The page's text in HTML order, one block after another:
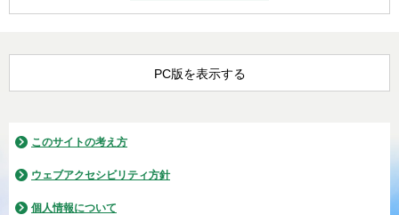
PC版を表示する
このサイトの考え方
ウェブアクセシビリティ方針
個人情報について